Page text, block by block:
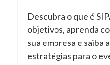
Descubra o que é
objetivos, aprenda
sua empresa e saiba
estratégias para o